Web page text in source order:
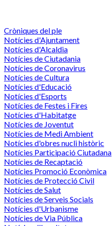
Cròniques del ple
Notícies d'Ajuntament
Notícies d'Alcaldia
Notícies de Ciutadania
Notícies de Coronavirus
Notícies de Cultura
Notícies d'Educació
Notícies d'Esports
Notícies de Festes i Fires
Notícies d'Habitatge
Notícies de Joventut
Notícies de Medi Ambient
Notícies d'obres nucli històric
Notícies Participació Ciutadana
Notícies de Recaptació
Notícies Promoció Econòmica
Notícies de Protecció Civil
Notícies de Salut
Notícies de Serveis Socials
Notícies d'Urbanisme
Notícies de Via Pública